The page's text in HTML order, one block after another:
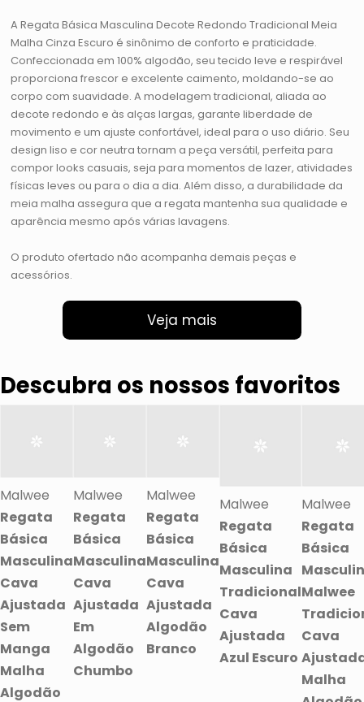
A Regata Básica Masculina Decote Redondo Tradicional Meia
Malha Cinza Escuro é sinônimo de conforto e praticidade.
Confeccionada em 100% algodão, seu tecido leve e respirável
proporciona frescor e excelente caimento, moldando-se ao
corpo com suavidade. A modelagem tradicional, aliada ao
decote redondo e às alças largas, garante liberdade de
movimento e um ajuste confortável, ideal para o uso diário. Seu
design liso e cor neutra tornam a peça versátil, perfeita para
compor looks casuais, seja para momentos de lazer, atividades
físicas leves ou para o dia a dia. Além disso, a durabilidade da
meia malha assegura que a regata mantenha sua qualidade e
aparência mesmo após várias lavagens.
O produto ofertado não acompanha demais peças e
acessórios.
Veja mais
Descubra os nossos favoritos
Malwee
Regata
Básica
Masculina
Cava
Ajustada
Sem
Manga
Malha
Algodão
Malwee
Regata
Básica
Masculina
Cava
Ajustada
Em
Algodão
Chumbo
Malwee
Regata
Básica
Masculina
Cava
Ajustada
Algodão
Branco
Malwee
Regata
Básica
Masculina
Tradicional
Cava
Ajustada
Azul Escuro
Malwee
Regata
Básica
Malwee
Cava
Malha